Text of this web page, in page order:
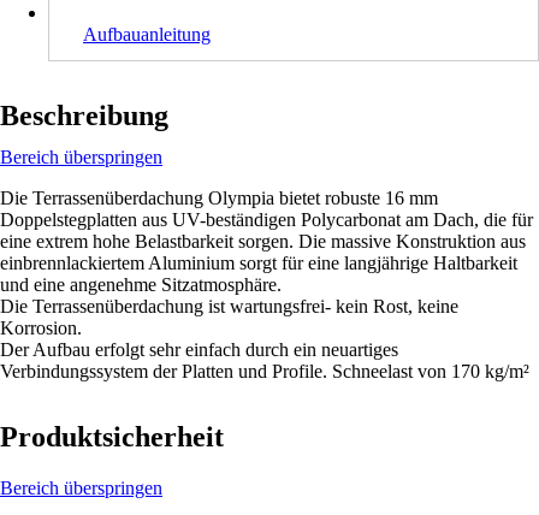
Aufbauanleitung
Beschreibung
Bereich überspringen
Die Terrassenüberdachung Olympia bietet robuste 16 mm
Doppelstegplatten aus UV-beständigen Polycarbonat am Dach, die für
eine extrem hohe Belastbarkeit sorgen. Die massive Konstruktion aus
einbrennlackiertem Aluminium sorgt für eine langjährige Haltbarkeit
und eine angenehme Sitzatmosphäre.
Die Terrassenüberdachung ist wartungsfrei- kein Rost, keine
Korrosion.
Der Aufbau erfolgt sehr einfach durch ein neuartiges
Verbindungssystem der Platten und Profile. Schneelast von 170 kg/m²
Produktsicherheit
Bereich überspringen